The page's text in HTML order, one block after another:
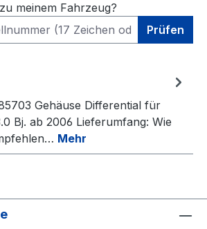
meinem Fahrzeug?
Prüfen
Gehäuse Differential für
Bj. ab 2006 Lieferumfang: Wie
Mehr